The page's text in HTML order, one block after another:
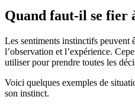
Quand faut-il se fier
Les sentiments instinctifs peuvent
l’observation et l’expérience.
utiliser pour prendre toutes les
Voici quelques exemples de
son instinct.